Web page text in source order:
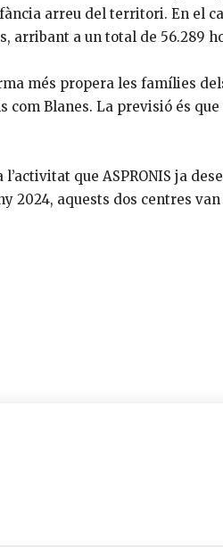
arreu del territori. En el
arribant a un total de 56.289
més propera les famílies
Blanes. La previsió és
que ASPRONIS ja
2024, aquests dos centres